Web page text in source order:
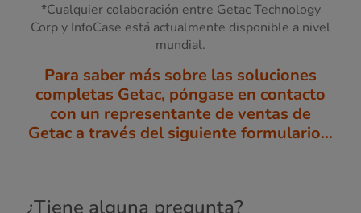
*Cualquier colaboración entre Getac Technology
Corp y InfoCase está actualmente disponible a nivel
mundial.
Para saber más sobre las soluciones
completas Getac, póngase en contacto
con un representante de ventas de
Getac a través del siguiente formulario…
¿Tiene alguna pregunta?